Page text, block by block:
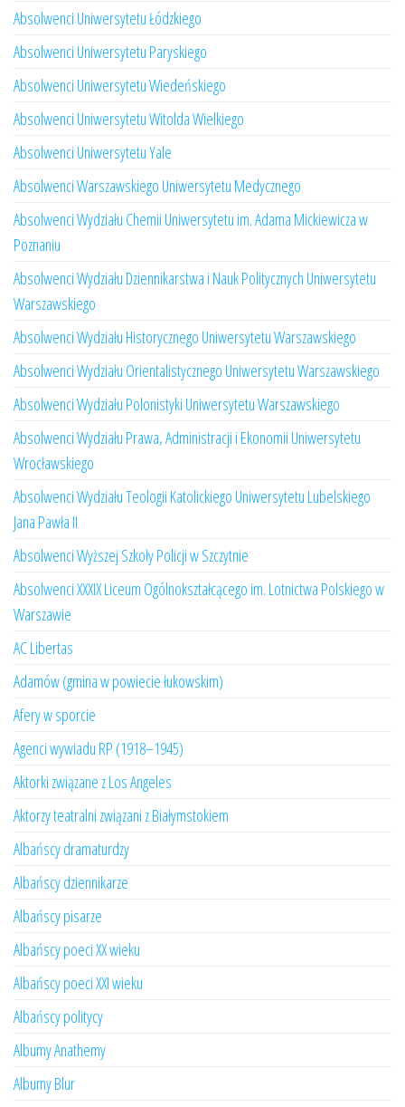
Absolwenci Uniwersytetu Łódzkiego
Absolwenci Uniwersytetu Paryskiego
Absolwenci Uniwersytetu Wiedeńskiego
Absolwenci Uniwersytetu Witolda Wielkiego
Absolwenci Uniwersytetu Yale
Absolwenci Warszawskiego Uniwersytetu Medycznego
Absolwenci Wydziału Chemii Uniwersytetu im. Adama Mickiewicza w
Poznaniu
Absolwenci Wydziału Dziennikarstwa i Nauk Politycznych Uniwersytetu
Warszawskiego
Absolwenci Wydziału Historycznego Uniwersytetu Warszawskiego
Absolwenci Wydziału Orientalistycznego Uniwersytetu Warszawskiego
Absolwenci Wydziału Polonistyki Uniwersytetu Warszawskiego
Absolwenci Wydziału Prawa, Administracji i Ekonomii Uniwersytetu
Wrocławskiego
Absolwenci Wydziału Teologii Katolickiego Uniwersytetu Lubelskiego
Jana Pawła II
Absolwenci Wyższej Szkoły Policji w Szczytnie
Absolwenci XXXIX Liceum Ogólnokształcącego im. Lotnictwa Polskiego w
Warszawie
AC Libertas
Adamów (gmina w powiecie łukowskim)
Afery w sporcie
Agenci wywiadu RP (1918–1945)
Aktorki związane z Los Angeles
Aktorzy teatralni związani z Białymstokiem
Albańscy dramaturdzy
Albańscy dziennikarze
Albańscy pisarze
Albańscy poeci XX wieku
Albańscy poeci XXI wieku
Albańscy politycy
Albumy Anathemy
Albumy Blur